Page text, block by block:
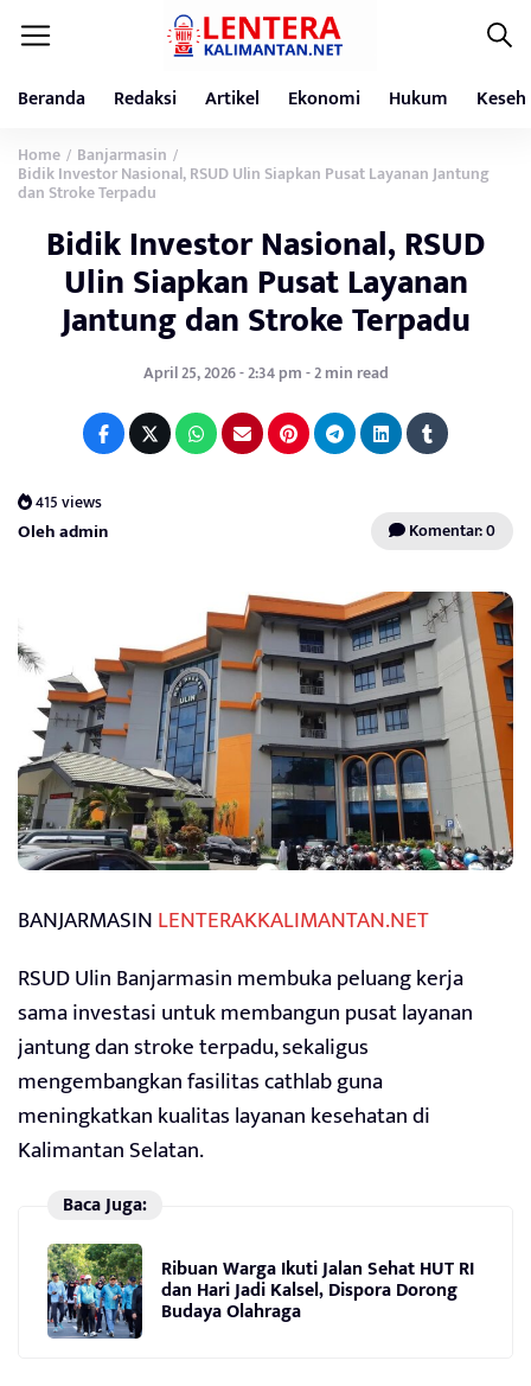
Beranda Redaksi Artikel Ekonomi Hukum
Home / Banjarmasin /
Bidik Investor Nasional, RSUD Ulin Siapkan Pusat Layanan Jantung
dan Stroke Terpadu
Bidik Investor Nasional, RSUD
Ulin Siapkan Pusat Layanan
Jantung dan Stroke Terpadu
April 25, 2026 - 2:34 pm - 2 min read
415 views
Oleh admin Komentar: 0
BANJARMASINLENTERAKKALIMANTAN.NET
RSUD Ulin Banjarmasin membuka peluang kerja
sama investasi untuk membangun pusat layanan
jantung dan stroke terpadu, sekaligus
mengembangkan fasilitas cathlab guna
meningkatkan kualitas layanan kesehatan di
Kalimantan Selatan.
Baca Juga:
Ribuan Warga Ikuti Jalan Sehat HUT RI
dan Hari Jadi Kalsel, Dispora Dorong
Budaya Olahraga